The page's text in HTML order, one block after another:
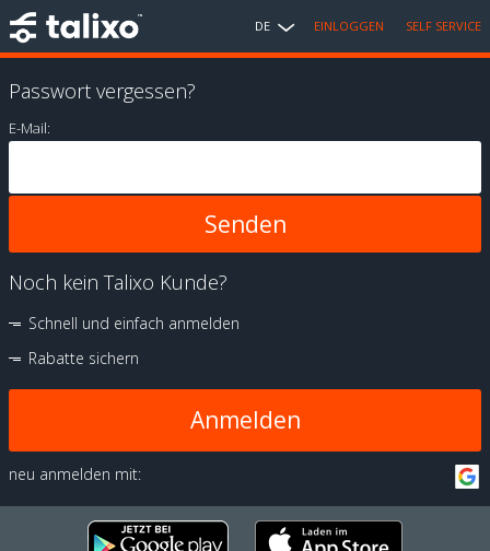
DE EINLOGGEN SELF SERVICE
Passwort vergessen?
E-Mail:
Noch kein Talixo Kunde?
Schnell und einfach anmelden
Rabatte sichern
Anmelden
neu anmelden mit: